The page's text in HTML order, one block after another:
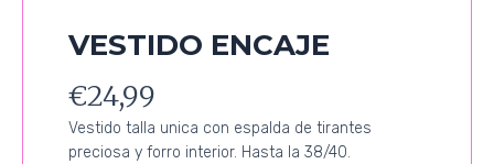
VESTIDO ENCAJE
€24,99
Vestido talla unica con espalda de tirantes
preciosa y forro interior. Hasta la 38/40.